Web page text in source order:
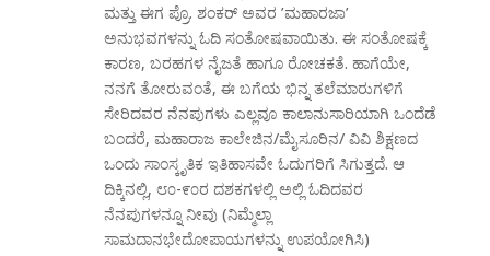
ಮತ್ತು ಈಗ ಪ್ರೊ. ಶಂಕರ್ ಅವರ ’ಮಹಾರಜಾ’
ಅನುಭವಗಳನ್ನು ಓದಿ ಸಂತೋಷವಾಯಿತು. ಈ ಸಂತೋಷಕ್ಕೆ
ಕಾರಣ, ಬರಹಗಳ ನೈಜತೆ ಹಾಗೂ ರೋಚಕತೆ. ಹಾಗೆಯೇ,
ನನಗೆ ತೋರುವಂತೆ, ಈ ಬಗೆಯ ಭಿನ್ನ ತಲೆಮಾರುಗಳಿಗೆ
ಸೇರಿದವರ ನೆನಪುಗಳು ಎಲ್ಲವೂ ಕಾಲಾನುಸಾರಿಯಾಗಿ ಒಂದೆಡೆ
ಬಂದರೆ, ಮಹಾರಾಜ ಕಾಲೇಜಿನ/ಮೈಸೂರಿನ/ ವಿವಿ ಶಿಕ್ಷಣದ
ಒಂದು ಸಾಂಸ್ಕೃತಿಕ ಇತಿಹಾಸವೇ ಓದುಗರಿಗೆ ಸಿಗುತ್ತದೆ. ಆ
ದಿಕ್ಕಿನಲ್ಲಿ, ೮೦-೯೦ರ ದಶಕಗಳಲ್ಲಿ ಅಲ್ಲಿ ಓದಿದವರ
ನೆನಪುಗಳನ್ನೂ ನೀವು (ನಿಮ್ಮೆಲ್ಲಾ
ಸಾಮದಾನಭೇದೋಪಾಯಗಳನ್ನು ಉಪಯೋಗಿಸಿ)